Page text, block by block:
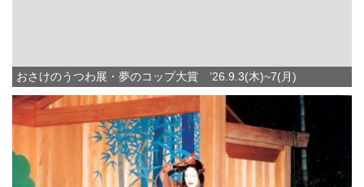
おさけのうつわ展・夢のコップ大賞 ’26.9.3(木)~7(月)